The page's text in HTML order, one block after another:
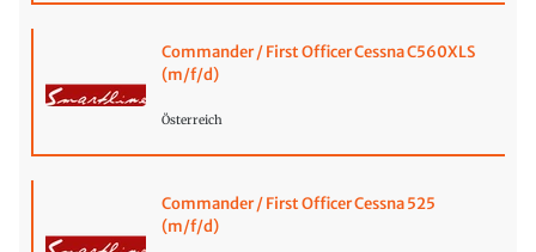
Commander / First Officer Cessna C560XLS
(m/f/d)
Österreich
Commander / First Officer Cessna 525
(m/f/d)